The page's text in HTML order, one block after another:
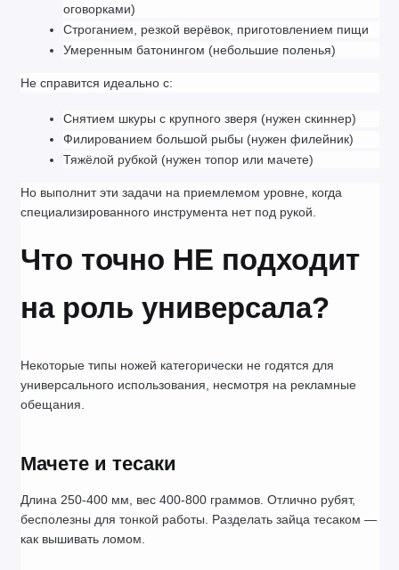
оговорками)
Строганием, резкой верёвок, приготовлением пищи
Умеренным батонингом (небольшие поленья)
Не справится идеально с:
Снятием шкуры с крупного зверя (нужен скиннер)
Филированием большой рыбы (нужен филейник)
Тяжёлой рубкой (нужен топор или мачете)
Но выполнит эти задачи на приемлемом уровне, когда
специализированного инструмента нет под рукой.
Что точно НЕ подходит
на роль универсала?
Некоторые типы ножей категорически не годятся для
универсального использования, несмотря на рекламные
обещания.
Мачете и тесаки
Длина 250-400 мм, вес 400-800 граммов. Отлично рубят,
бесполезны для тонкой работы. Разделать зайца тесаком —
как вышивать ломом.